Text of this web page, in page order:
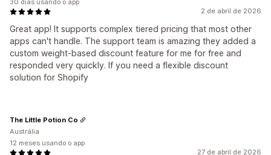
2 de abril de 2026
Great app! It supports complex tiered pricing that most other
apps can't handle. The support team is amazing they added a
custom weight-based discount feature for me for free and
responded very quickly. If you need a flexible discount
solution for Shopify
30 dias usando o app
27 de abril de 2026
The Little Potion Co
Austrália
12 meses usando o app